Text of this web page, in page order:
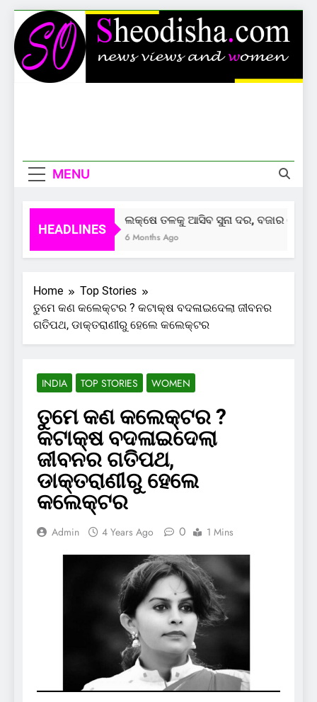
Skip
to
content
MENU
HEADLINES
ଲକ୍ଷେ ତଳକୁ ଆସିବ ସୁନା ଦର, ବଜାର ଦେଲାଣି
6 Months Ago
Home
Top Stories
ତୁମେ କଣ କଲେକ୍ଟର ? କଟାକ୍ଷ ବଦଳାଇଦେଲା ଜୀବନର
ଗତିପଥ, ଡାକ୍ତରାଣୀରୁ ହେଲେ କଲେକ୍ଟର
INDIA TOP STORIES WOMEN
ତୁମେ କଣ କଲେକ୍ଟର ?
କଟାକ୍ଷ ବଦଳାଇଦେଲା
ଜୀବନର ଗତିପଥ,
ଡାକ୍ତରାଣୀରୁ ହେଲେ
କଲେକ୍ଟର
Admin 4 Years Ago 0 1 Mins